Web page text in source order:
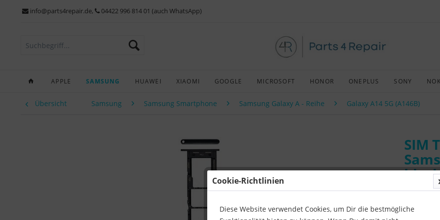
info@parts4repair.de, 04422 996 814 01 (auch WhatsApp)
APPLE SAMSUNG HUAWEI XIAOMI GOOGLE MICROSOFT HONOR ONEPLUS SONY
Übersicht Samsung Samsung Smartphone Samsung Galaxy A - Reihe Galaxy A14 5G (A146B)
SIM
Cookie-Richtlinien
Diese Website verwendet Cookies, um Dir die bestmögliche